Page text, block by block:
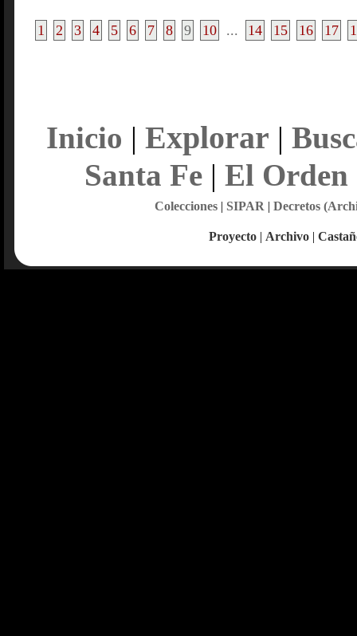
1 2 3 4 5 6 7 8 9 10 ... 14 15 16 17
Inicio | Explorar |
Santa Fe| El Orden
Colecciones| SIPAR | Decretos
Proyecto | Archivo |